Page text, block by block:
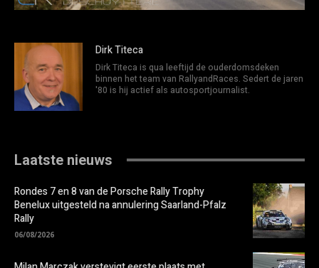
Dirk Titeca
Dirk Titeca is qua leeftijd de ouderdomsdeken
binnen het team van RallyandRaces. Sedert de jaren
'80 is hij actief als autosportjournalist.
Laatste nieuws
Rondes 7 en 8 van de Porsche Rally Trophy
Benelux uitgesteld na annulering Saarland-Pfalz
Rally
06/08/2026